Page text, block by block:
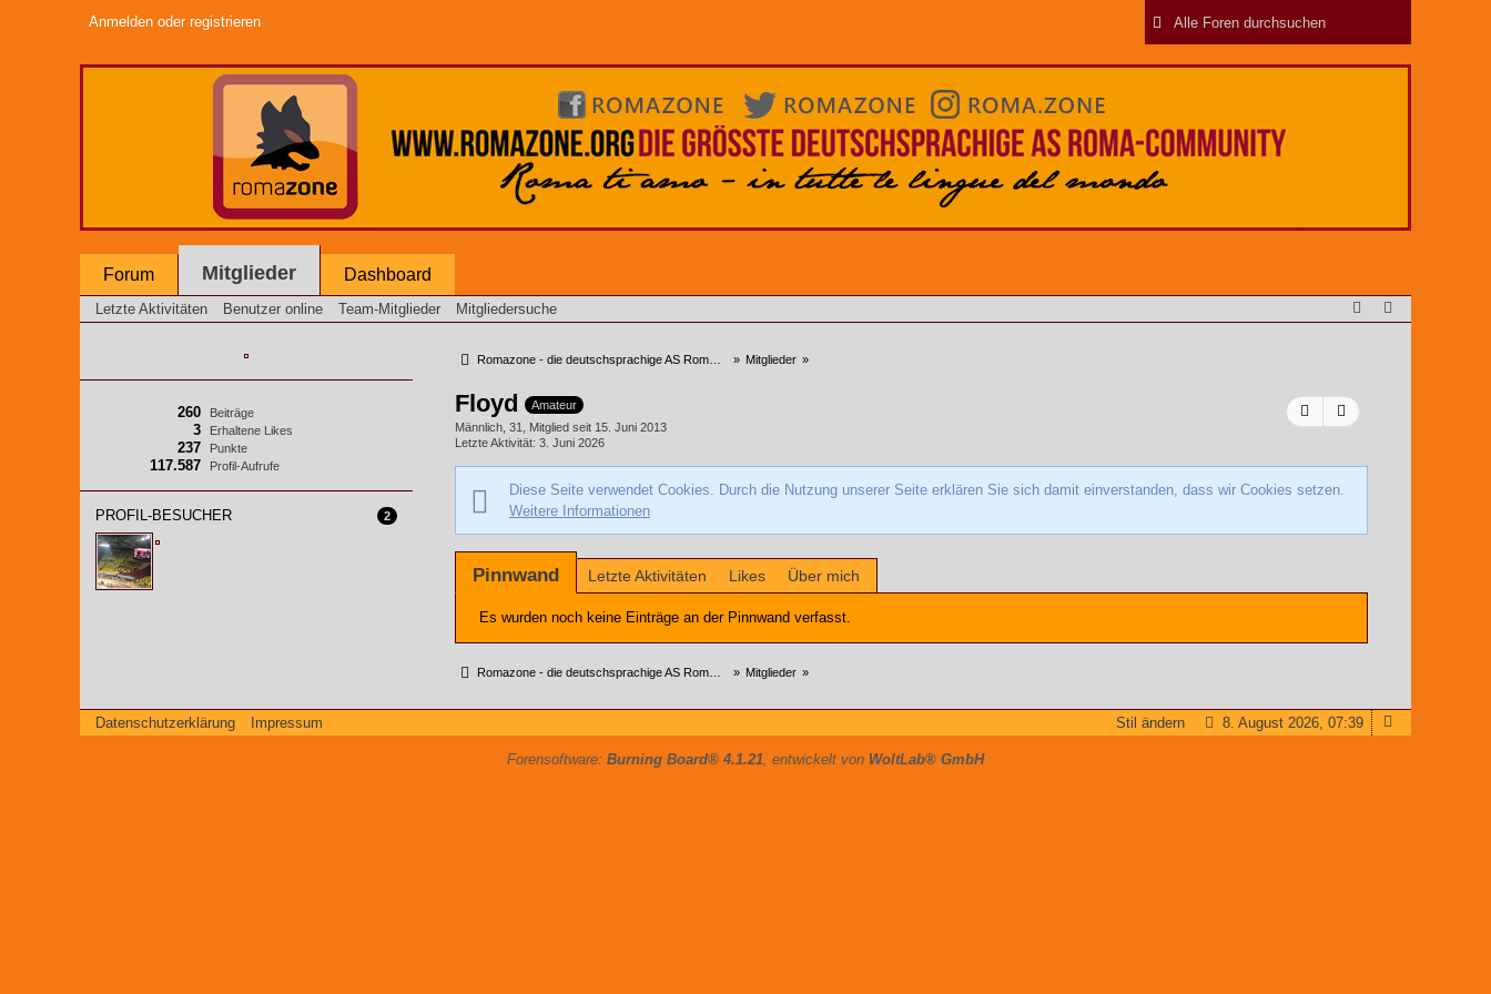
Anmelden oder registrieren
Forum Mitglieder Dashboard
Letzte Aktivitäten Benutzer online Team-Mitglieder Mitgliedersuche
Beiträge
260
Erhaltene Likes
3
Punkte
237
Profil-Aufrufe
117.587
PROFIL-BESUCHER 2
Romazone - die deutschsprachige AS Roma Community » Mitglieder »
Floyd
Amateur
Männlich 31
Mitglied seit 15. Juni 2013
Letzte Aktivität 3. Juni 2026
Diese Seite verwendet Cookies. Durch die Nutzung unserer Seite erklären Sie sich damit einverstanden, dass wir Cookies setzen.
Weitere Informationen
Pinnwand Letzte Aktivitäten Likes Über mich
Es wurden noch keine Einträge an der Pinnwand verfasst.
Romazone - die deutschsprachige AS Roma Community » Mitglieder »
Datenschutzerklärung Impressum 8. August 2026, 07:39
Stil ändern
Forensoftware: Burning Board® 4.1.21, entwickelt von WoltLab® GmbH